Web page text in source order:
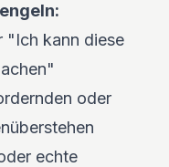
"Ich kann diese
oder
echte